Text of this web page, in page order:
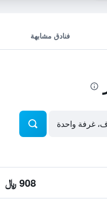
فنادق مشابهة
908 ﷼